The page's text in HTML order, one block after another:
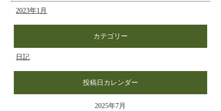
2023年1月
カテゴリー
日記
投稿日カレンダー
2025年7月